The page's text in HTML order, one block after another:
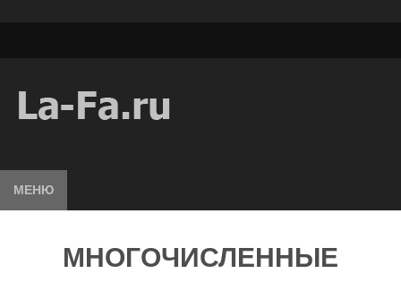
МЕНЮ
МНОГОЧИСЛЕННЫЕ